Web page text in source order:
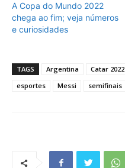
A Copa do Mundo 2022
chega ao fim; veja números
e curiosidades
TAGS Argentina Catar 2022
esportes
Messi semifinais